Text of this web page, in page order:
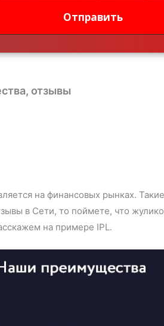
Отправить
отзывы
на финансовых рынках.
в Сети, то поймете, что
на примере IPL.